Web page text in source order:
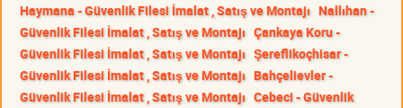
Haymana - Güvenlik Filesi İmalat , Satış ve Montajı Nallıhan -
Güvenlik Filesi İmalat , Satış ve Montajı Çankaya Koru -
Güvenlik Filesi İmalat , Satış ve Montajı Şereflikoçhisar -
Güvenlik Filesi İmalat , Satış ve Montajı Bahçelievler -
Güvenlik Filesi İmalat , Satış ve Montajı Cebeci - Güvenlik